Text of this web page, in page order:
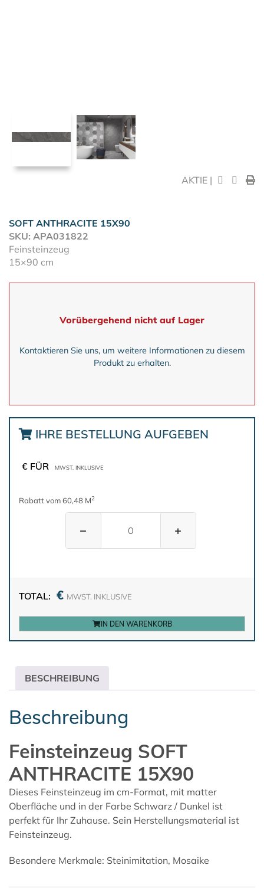
AKTIE |
SOFT ANTHRACITE 15X90
SKU: APA031822
Feinsteinzeug
15×90 cm
Vorübergehend nicht auf Lager
Kontaktieren Sie uns, um weitere Informationen zu diesem
Produkt zu erhalten.
IHRE BESTELLUNG AUFGEBEN
€ FÜR MWST. INKLUSIVE
Rabatt vom 60,48 M2
− +
TOTAL: € MWST. INKLUSIVE
IN DEN WARENKORB
BESCHREIBUNG
Beschreibung
Feinsteinzeug SOFT
ANTHRACITE 15X90
Dieses Feinsteinzeug im cm-Format, mit matter
Oberfläche und in der Farbe Schwarz / Dunkel ist
perfekt für Ihr Zuhause. Sein Herstellungsmaterial ist
Feinsteinzeug.
Besondere Merkmale: Steinimitation, Mosaike